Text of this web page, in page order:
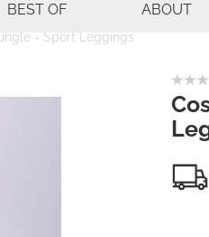
BEST OF ABOUT
- Sport Leggings